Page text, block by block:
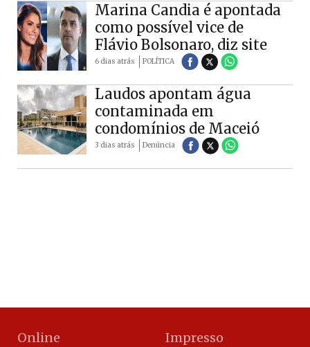
Marina Candia é apontada
como possível vice de
Flávio Bolsonaro, diz site
6 dias atrás POLÍTICA
Laudos apontam água
contaminada em
condomínios de Maceió
3 dias atrás Denúncia
Online Impresso